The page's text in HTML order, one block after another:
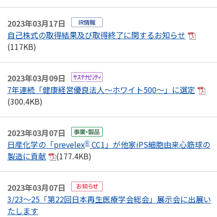
2023年03月17日
自己株式の取得結果及び取得終了に関するお知らせ
(117KB)
2023年03月09日
7年連続「健康経営優良法人～ホワイト500～」に選定
(300.4KB)
2023年03月07日
日産化学の「prevelex® CC1」が他家iPS細胞由来心筋球の
製造に貢献
(177.4KB)
2023年03月07日
3/23～25「第22回日本再生医療学会総会」展示会に出展い
たします